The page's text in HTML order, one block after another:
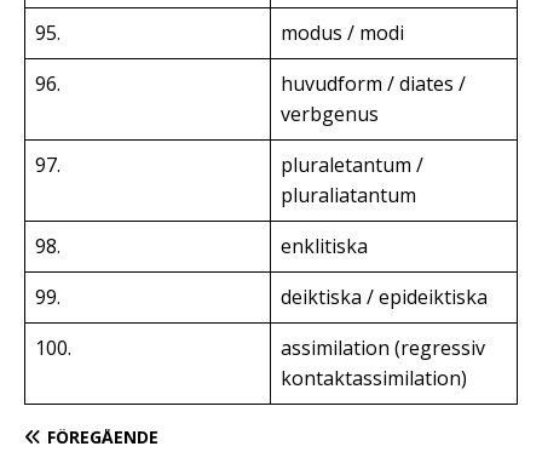
95.
modus / modi
96.
huvudform / diates /
verbgenus
97.
pluraletantum /
pluraliatantum
98.
enklitiska
99.
deiktiska / epideiktiska
100.
assimilation (regressiv
kontaktassimilation)
FÖREGÅENDE